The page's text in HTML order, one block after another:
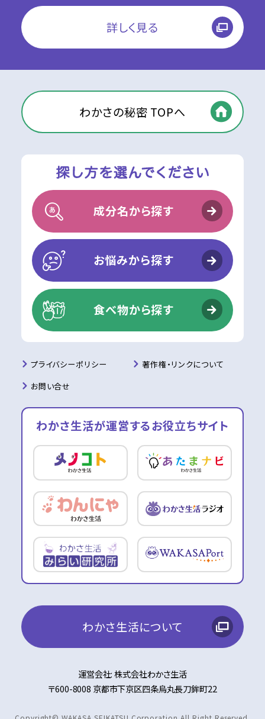
詳しく見る
わかさの秘密 TOPへ
成分名から探す
お悩みから探す
食べ物から探す
プライバシーポリシー
著作権・リンクについて
お問い合せ
わかさ生活が運営するお役立ちサイト
わかさ生活について
運営会社: 株式会社わかさ生活
〒600-8008 京都市下京区四条烏丸長刀鉾町22